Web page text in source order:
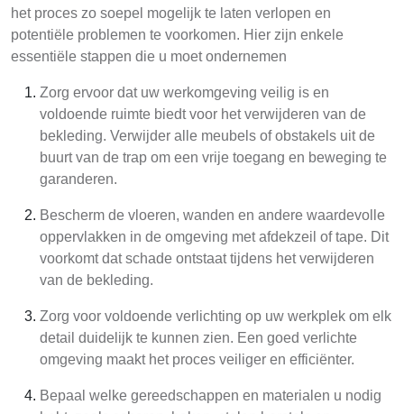
het proces zo soepel mogelijk te laten verlopen en
potentiële problemen te voorkomen. Hier zijn enkele
essentiële stappen die u moet ondernemen
Zorg ervoor dat uw werkomgeving veilig is en
voldoende ruimte biedt voor het verwijderen van de
bekleding. Verwijder alle meubels of obstakels uit de
buurt van de trap om een vrije toegang en beweging te
garanderen.
Bescherm de vloeren, wanden en andere waardevolle
oppervlakken in de omgeving met afdekzeil of tape. Dit
voorkomt dat schade ontstaat tijdens het verwijderen
van de bekleding.
Zorg voor voldoende verlichting op uw werkplek om elk
detail duidelijk te kunnen zien. Een goed verlichte
omgeving maakt het proces veiliger en efficiënter.
Bepaal welke gereedschappen en materialen u nodig